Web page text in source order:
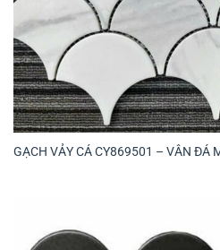
GẠCH VẢY CÁ CY869501 – VÂN ĐÁ